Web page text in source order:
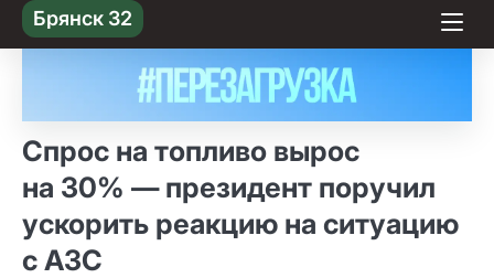
Skip
to content
Брянск 32
Спрос на топливо вырос
на 30% — президент поручил
ускорить реакцию на ситуацию
с АЗС